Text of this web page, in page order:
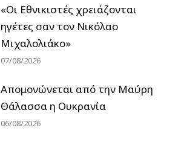
«Οι Εθνικιστές χρειάζονται
ηγέτες σαν τον Νικόλαο
Μιχαλολιάκο»
07/08/2026
Απομονώνεται από την Μαύρη
Θάλασσα η Ουκρανία
06/08/2026